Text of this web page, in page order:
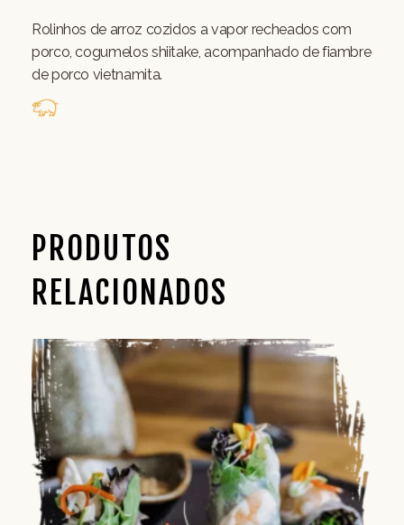
Rolinhos de arroz cozidos a vapor recheados com
porco, cogumelos shiitake, acompanhado de fiambre
de porco vietnamita.
PRODUTOS
RELACIONADOS